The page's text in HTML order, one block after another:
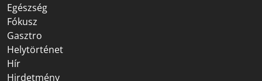
Egészség
Fókusz
Gasztro
Helytörténet
Hír
Hirdetmény